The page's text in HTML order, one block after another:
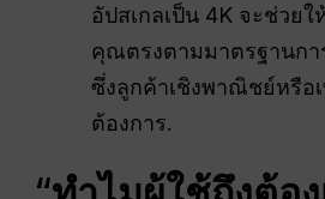
อัปสเกลเป็น 4K จะช่วย
คุณตรงตามมาตรฐานกา
ซึ่งลูกค้าเชิงพาณิชย์หรือ
ต้องการ.